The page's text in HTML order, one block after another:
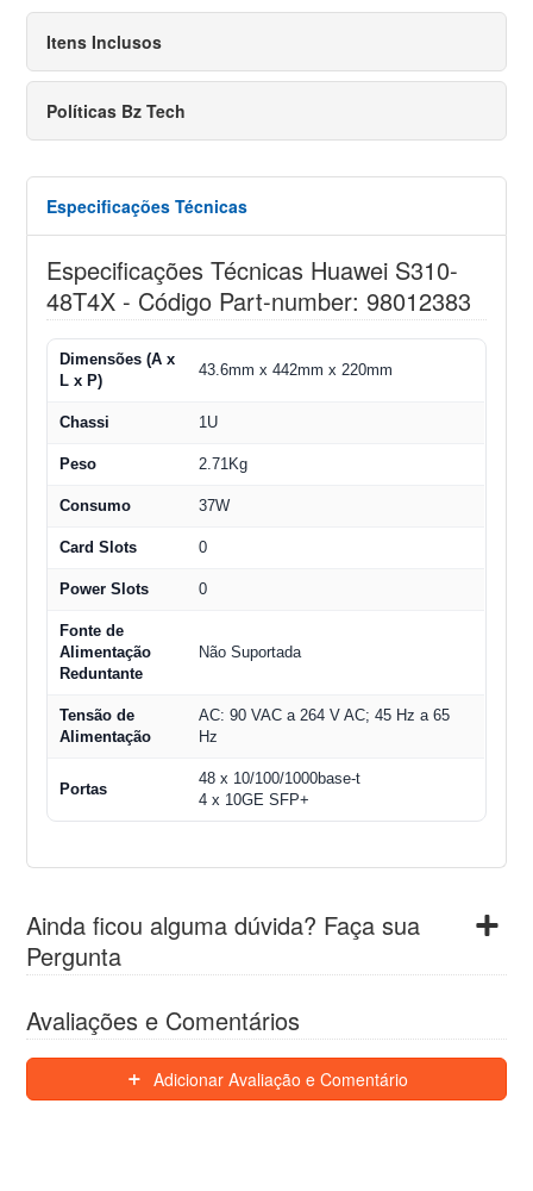
Itens Inclusos
Políticas Bz Tech
Especificações Técnicas
Especificações Técnicas Huawei S310-
48T4X - Código Part-number: 98012383
Dimensões (A x
L x P)
43.6mm x 442mm x 220mm
Chassi 1U
Peso 2.71Kg
Consumo 37W
Card Slots 0
Power Slots 0
Fonte de
Alimentação
Reduntante
Não Suportada
Tensão de
Alimentação
AC: 90 VAC a 264 V AC; 45 Hz a 65
Hz
Portas
48 x 10/100/1000base-t
4 x 10GE SFP+
Ainda ficou alguma dúvida? Faça sua
Pergunta
Avaliações e Comentários
Adicionar Avaliação e Comentário